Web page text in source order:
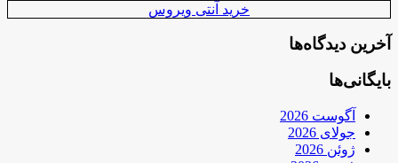
خرید آنتی ویروس
آخرین دیدگاه‌ها
بایگانی‌ها
آگوست 2026
جولای 2026
ژوئن 2026